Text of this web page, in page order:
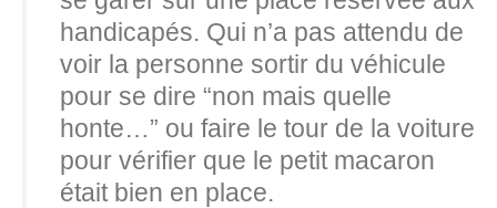
handicapés. Qui n’a pas attendu de
voir la personne sortir du véhicule
pour se dire “non mais quelle
honte…” ou faire le tour de la voiture
pour vérifier que le petit macaron
était bien en place.